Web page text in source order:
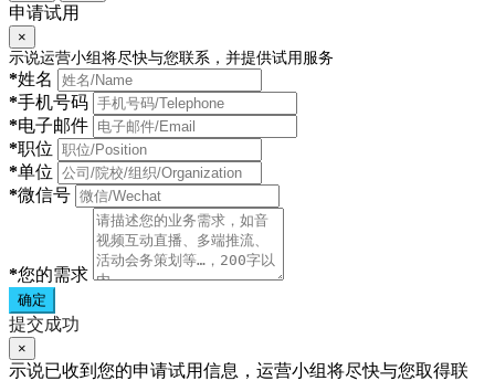
申请试用
×
示说运营小组将尽快与您联系，并提供试用服务
*姓名
*手机号码
*电子邮件
*职位
*单位
*微信号
*您的需求
确定
提交成功
×
示说已收到您的申请试用信息，运营小组将尽快与您取得联